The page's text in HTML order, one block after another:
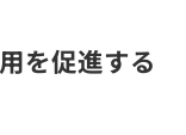
を促進する